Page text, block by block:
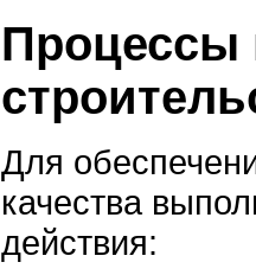
Процессы
Для
качества
действия: